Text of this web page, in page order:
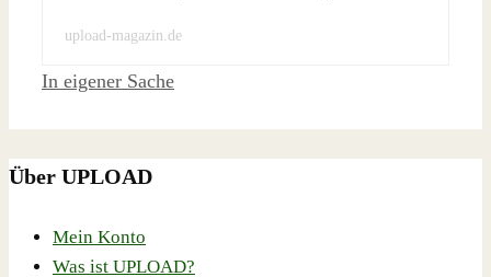
upload-magazin.de
Schlagwörter
In eigener Sache
Über UPLOAD
Mein Konto
Was ist UPLOAD?